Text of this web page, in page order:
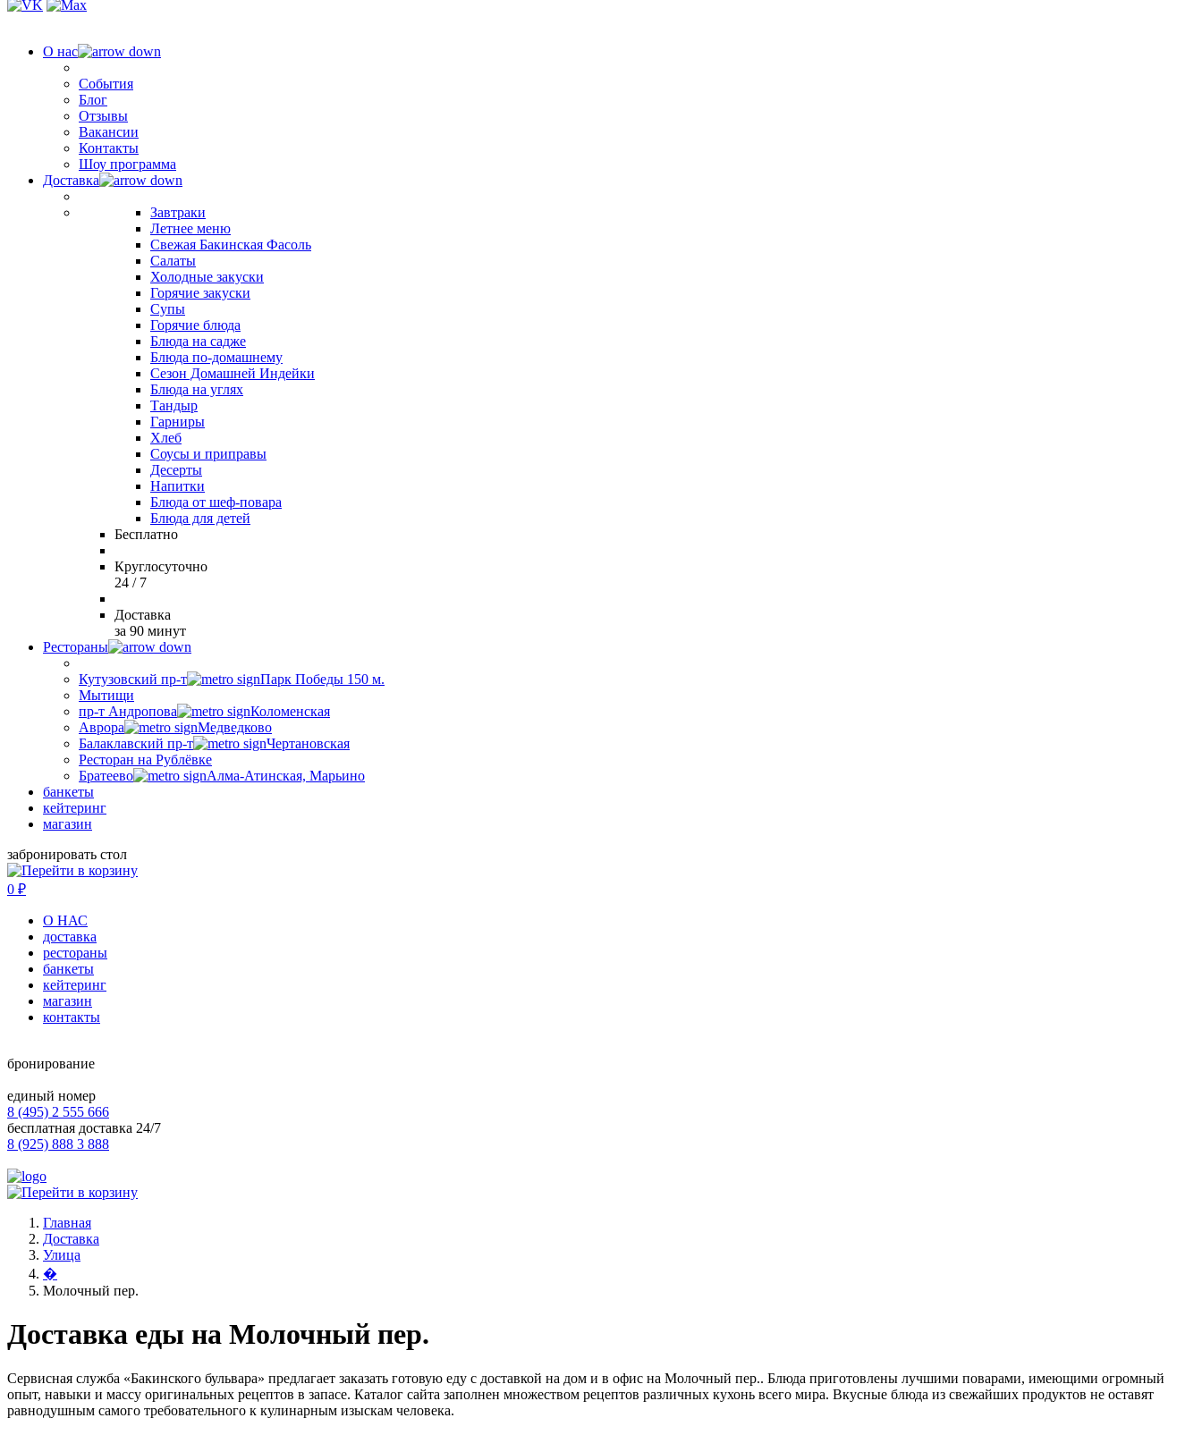
О нас
События
Блог
Отзывы
Вакансии
Контакты
Шоу программа
Доставка
Завтраки
Летнее меню
Свежая Бакинская Фасоль
Салаты
Холодные закуски
Горячие закуски
Супы
Горячие блюда
Блюда на садже
Блюда по-домашнему
Сезон Домашней Индейки
Блюда на углях
Тандыр
Гарниры
Хлеб
Соусы и приправы
Десерты
Напитки
Блюда от шеф-повара
Блюда для детей
Бесплатно
Круглосуточно
24 / 7
Доставка
за 90 минут
Рестораны
Кутузовский пр-т
Парк Победы 150 м.
Мытищи
пр-т Андропова
Коломенская
Аврора
Медведково
Балаклавский пр-т
Чертановская
Ресторан на Рублёвке
Братеево
Алма-Атинская, Марьино
банкеты
кейтеринг
магазин
забронировать стол
0 ₽
О НАС
доставка
рестораны
банкеты
кейтеринг
магазин
контакты
бронирование
единый номер
8 (495) 2 555 666
бесплатная доставка 24/7
8 (925) 888 3 888
Главная
Доставка
Улица
�
Молочный пер.
Доставка еды на Молочный пер.
Сервисная служба «Бакинского бульвара» предлагает заказать готовую еду с доставкой на дом и в офис на Молочный пер.. Блюда приготовлены лучшими поварами, имеющими огромный
опыт, навыки и массу оригинальных рецептов в запасе. Каталог сайта заполнен множеством рецептов различных кухонь всего мира. Вкусные блюда из свежайших продуктов не оставят
равнодушным самого требовательного к кулинарным изыскам человека.